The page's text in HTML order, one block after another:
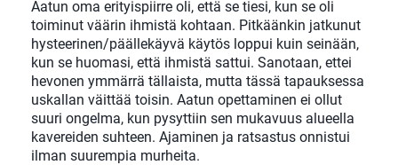
Aatun oma erityispiirre oli, että se tiesi, kun se oli
toiminut väärin ihmistä kohtaan. Pitkäänkin jatkunut
hysteerinen/päällekäyvä käytös loppui kuin seinään,
kun se huomasi, että ihmistä sattui. Sanotaan, ettei
hevonen ymmärrä tällaista, mutta tässä tapauksessa
uskallan väittää toisin. Aatun opettaminen ei ollut
suuri ongelma, kun pysyttiin sen mukavuus alueella
kavereiden suhteen. Ajaminen ja ratsastus onnistui
ilman suurempia murheita.